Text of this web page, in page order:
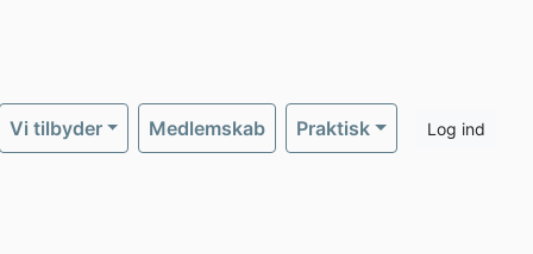
Vi tilbyder Medlemskab Praktisk Log ind